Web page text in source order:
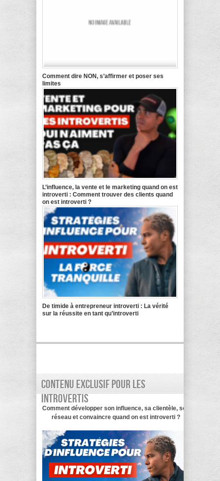
Comment dire NON, s’affirmer et poser ses
limites
L’influence, la vente et le marketing quand on est
introverti : Comment trouver des clients quand
on est introverti ?
De timide à entrepreneur introverti : La vérité
sur la réussite en tant qu’introverti
Contenu exclusif pour les
introvertis
Comment développer son influence, sa clientèle, son
réseau et convaincre quand on est introverti ?